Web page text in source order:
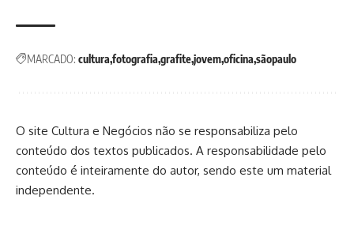
MARCADO: cultura fotografia grafitejovemoficina sãopaulo
O site Cultura e Negócios não se responsabiliza pelo
conteúdo dos textos publicados. A responsabilidade pelo
conteúdo é inteiramente do autor, sendo este um material
independente.